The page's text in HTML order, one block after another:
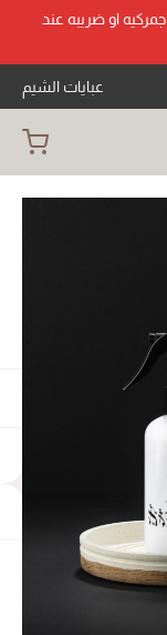
او ضريبه عند
عبايات الشيم